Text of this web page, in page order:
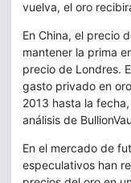
vuelva, el oro
En China, el precio
mantener la prima
precio de Londres.
gasto privado en
2013 hasta la
análisis de
En el mercado de
especulativos han